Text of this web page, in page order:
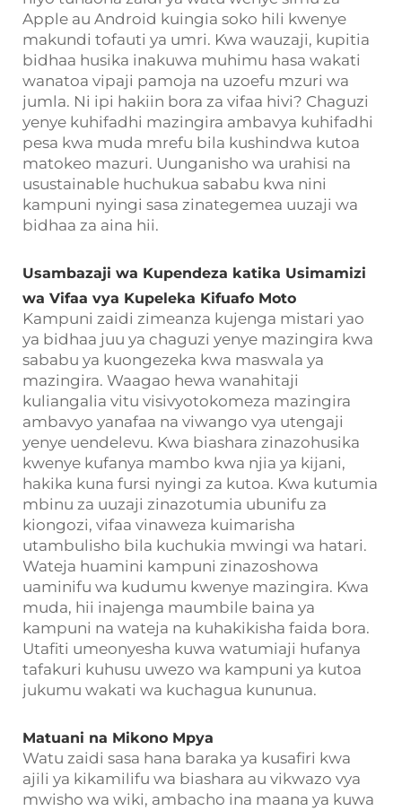
Apple au Android kuingia soko hili kwenye
makundi tofauti ya umri. Kwa wauzaji, kupitia
bidhaa husika inakuwa muhimu hasa wakati
wanatoa vipaji pamoja na uzoefu mzuri wa
jumla. Ni ipi hakiin bora za vifaa hivi? Chaguzi
yenye kuhifadhi mazingira ambavya kuhifadhi
pesa kwa muda mrefu bila kushindwa kutoa
matokeo mazuri. Uunganisho wa urahisi na
usustainable huchukua sababu kwa nini
kampuni nyingi sasa zinategemea uuzaji wa
bidhaa za aina hii.
Usambazaji wa Kupendeza katika Usimamizi
wa Vifaa vya Kupeleka Kifuafo Moto
Kampuni zaidi zimeanza kujenga mistari yao
ya bidhaa juu ya chaguzi yenye mazingira kwa
sababu ya kuongezeka kwa maswala ya
mazingira. Waagao hewa wanahitaji
kuliangalia vitu visivyotokomeza mazingira
ambavyo yanafaa na viwango vya utengaji
yenye uendelevu. Kwa biashara zinazohusika
kwenye kufanya mambo kwa njia ya kijani,
hakika kuna fursi nyingi za kutoa. Kwa kutumia
mbinu za uuzaji zinazotumia ubunifu za
kiongozi, vifaa vinaweza kuimarisha
utambulisho bila kuchukia mwingi wa hatari.
Wateja huamini kampuni zinazoshowa
uaminifu wa kudumu kwenye mazingira. Kwa
muda, hii inajenga maumbile baina ya
kampuni na wateja na kuhakikisha faida bora.
Utafiti umeonyesha kuwa watumiaji hufanya
tafakuri kuhusu uwezo wa kampuni ya kutoa
jukumu wakati wa kuchagua kununua.
Matuani na Mikono Mpya
Watu zaidi sasa hana baraka ya kusafiri kwa
ajili ya kikamilifu wa biashara au vikwazo vya
mwisho wa wiki, ambacho ina maana ya kuwa